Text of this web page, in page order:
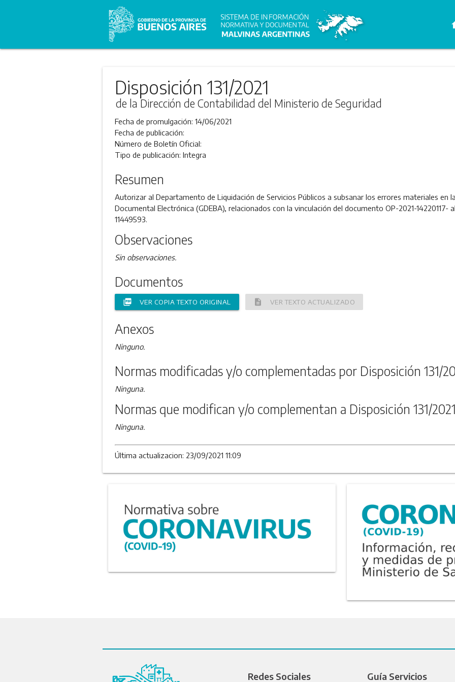
Disposición 131/2021
de la Dirección de Contabilidad del Ministerio de Seguridad
Fecha de promulgación: 14/06/2021
Fecha de publicación:
Número de Boletín Oficial:
Tipo de publicación: Integra
Resumen
Autorizar al Departamento de Liquidación de Servicios Públicos a subsanar los errores materiales en
Documental Electrónica (GDEBA), relacionados con la vinculación del documento OP-2021-14220117-
11449593.
Observaciones
Sin observaciones.
Documentos
picture_as_pdf VER COPIA TEXTO ORIGINAL description VER TEXTO ACTUALIZADO
Anexos
Ninguno.
Normas modificadas y/o complementadas por Disposición 131/
Ninguna.
Normas que modifican y/o complementan a Disposición 131/2021
Ninguna.
Última actualizacion: 23/09/2021 11:09
Redes Sociales Guía Servicios